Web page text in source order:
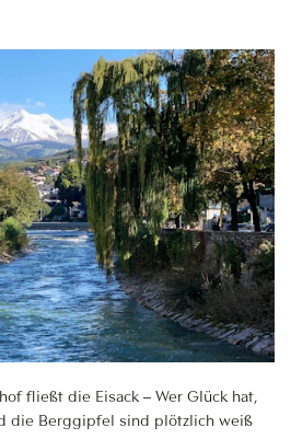
fließt die Eisack – Wer Glück hat,
die Berggipfel sind plötzlich weiß